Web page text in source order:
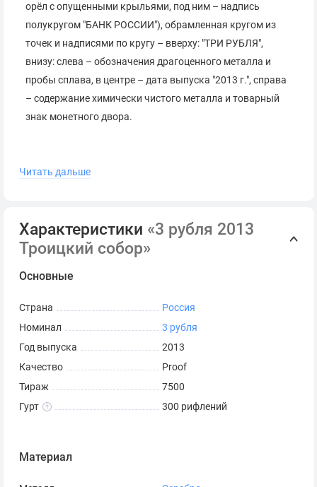
орёл с опущенными крыльями, под ним – надпись
полукругом "БАНК РОССИИ"), обрамленная кругом из
точек и надписями по кругу – вверху: "ТРИ РУБЛЯ",
внизу: слева – обозначения драгоценного металла и
пробы сплава, в центре – дата выпуска "2013 г.", справа
– содержание химически чистого металла и товарный
знак монетного двора.
*
Серия и номер сертификата могут отличаться от
представленных на фото.
Читать дальше
Характеристики «3 рубля 2013
Троицкий собор»
Основные
Страна
Россия
Номинал
3 рубля
Год выпуска
2013
Качество
Proof
Тираж
7500
Гурт
300 рифлений
Материал